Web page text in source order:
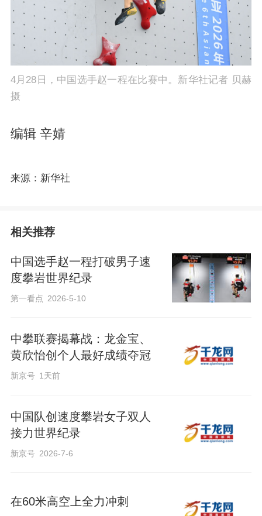
4月28日，中国选手赵一程在比赛中。新华社记者 贝赫
摄
编辑 辛婧
来源：新华社
相关推荐
中国选手赵一程打破男子速
度攀岩世界纪录
第一看点 2026-5-10
中攀联赛揭幕战：龙金宝、
黄欣怡创个人最好成绩夺冠
新京号 1天前
中国队创速度攀岩女子双人
接力世界纪录
新京号 2026-7-6
在60米高空上全力冲刺